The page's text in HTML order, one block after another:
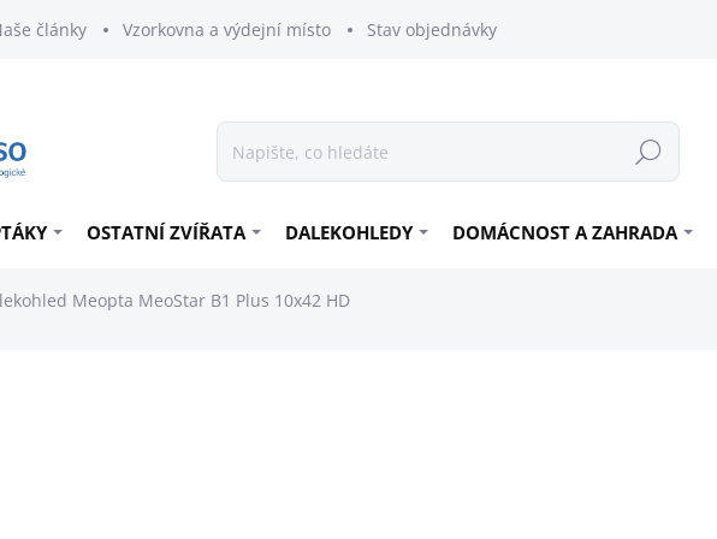
články Vzorkovna a výdejní místo Stav objednávky
Hledat
OSTATNÍ ZVÍŘATA DALEKOHLEDY DOMÁCNOST A ZAHRADA
Meopta MeoStar B1 Plus 10x42 HD